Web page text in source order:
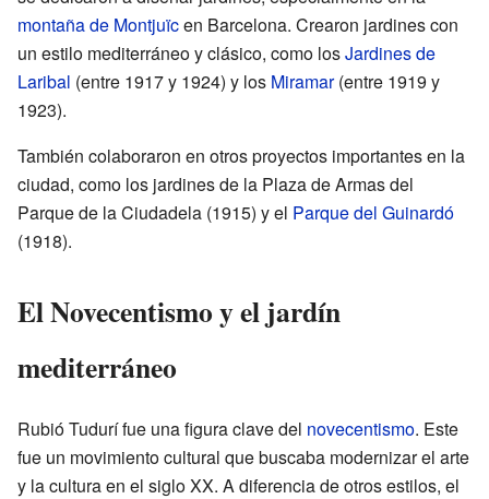
montaña de Montjuïcen Barcelona. Crearon jardines con
un estilo mediterráneo y clásico, como losJardines de
Laribal (entre 1917 y 1924) y los Miramar(entre 1919 y
1923).
También colaboraron en otros proyectos importantes en la
ciudad, como los jardines de la Plaza de Armas del
Parque de la Ciudadela (1915) y el Parque del Guinardó
(1918).
El Novecentismo y el jardín
mediterráneo
Rubió Tudurí fue una figura clave del novecentismo. Este
fue un movimiento cultural que buscaba modernizar el arte
y la cultura en el siglo XX. A diferencia de otros estilos, el